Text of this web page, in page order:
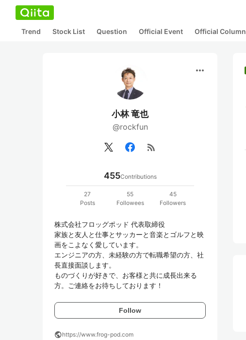
Trend Stock List Question Official Event Official Column
more_horiz
小林 竜也
@rockfun
rss_feed
455Contributions
27
Posts
55
Followees
45
Followers
株式会社フロッグポッド 代表取締役
家族と友人と仕事とサッカーと音楽とゴルフと映
画をこよなく愛しています。
エンジニアの方、未経験の方で転職希望の方、社
長直接面談します。
ものづくりが好きで、お客様と共に成長出来る
方。ご連絡をお待ちしております！
Follow
publichttps://www.frog-pod.com